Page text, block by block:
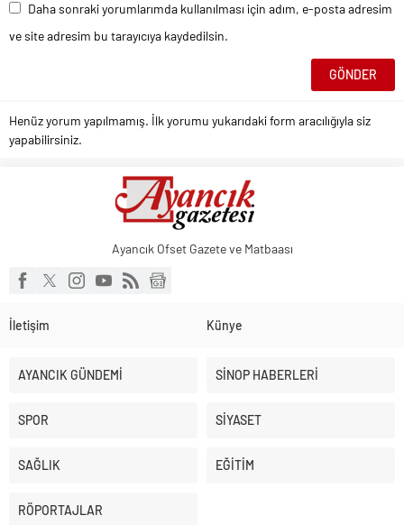
Daha sonraki yorumlarımda kullanılması için adım, e-posta adresim
ve site adresim bu tarayıcıya kaydedilsin.
Henüz yorum yapılmamış. İlk yorumu yukarıdaki form aracılığıyla siz
yapabilirsiniz.
Ayancık Ofset Gazete ve Matbaası
İletişim Künye
AYANCIK GÜNDEMİ SİNOP HABERLERİ
SPOR SİYASET
SAĞLIK EĞİTİM
RÖPORTAJLAR